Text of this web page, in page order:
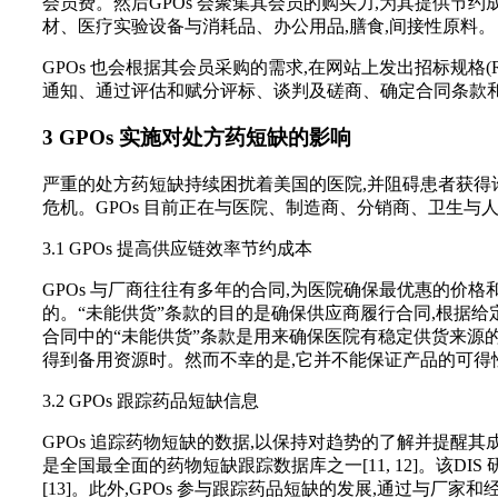
材、医疗实验设备与消耗品、办公用品,膳食,间接性原料。
GPOs 也会根据其会员采购的需求,在网站上发出招标规格
通知、通过评估和赋分评标、谈判及磋商、确定合同条款
3 GPOs 实施对处方药短缺的影响
严重的处方药短缺持续困扰着美国的医院,并阻碍患者获
危机。GPOs 目前正在与医院、制造商、分销商、卫生与
3.1 GPOs 提高供应链效率节约成本
GPOs 与厂商往往有多年的合同,为医院确保最优惠的价
的。“未能供货”条款的目的是确保供应商履行合同,根据
合同中的“未能供货”条款是用来确保医院有稳定供货来
得到备用资源时。然而不幸的是,它并不能保证产品的可得
3.2 GPOs 跟踪药品短缺信息
GPOs 追踪药物短缺的数据,以保持对趋势的了解并提醒
是全国最全面的药物短缺跟踪数据库之一[11, 12]。该
[13]。此外,GPOs 参与跟踪药品短缺的发展,通过与厂家